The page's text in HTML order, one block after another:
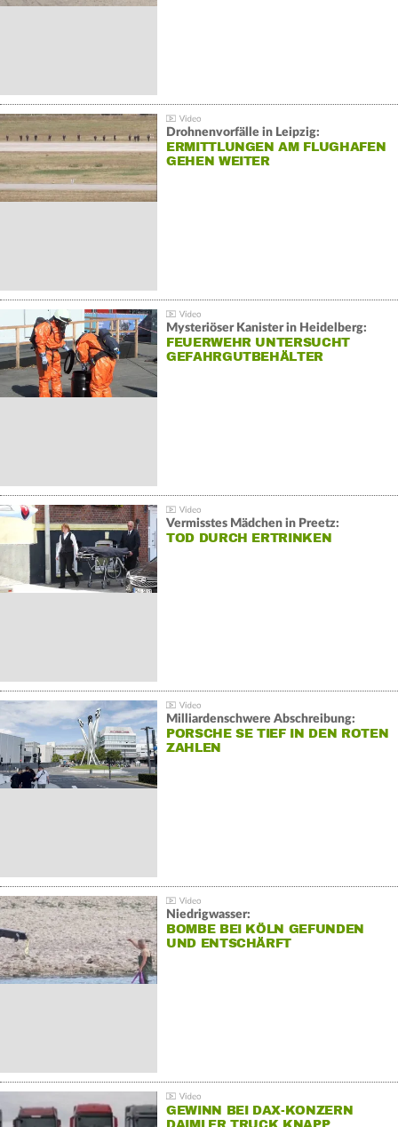
Drohnenvorfälle in Leipzig:
ERMITTLUNGEN AM FLUGHAFEN
GEHEN WEITER
Mysteriöser Kanister in Heidelberg:
FEUERWEHR UNTERSUCHT
GEFAHRGUTBEHÄLTER
Vermisstes Mädchen in Preetz:
TOD DURCH ERTRINKEN
Milliardenschwere Abschreibung:
PORSCHE SE TIEF IN DEN ROTEN
ZAHLEN
Niedrigwasser:
BOMBE BEI KÖLN GEFUNDEN
UND ENTSCHÄRFT
GEWINN BEI DAX-KONZERN